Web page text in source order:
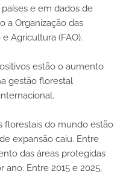
e em dados de
a Organização das
Agricultura (FAO).
estão o aumento
gestão florestal
florestais do mundo estão
expansão caiu. Entre
das áreas protegidas
Entre 2015 e 2025,